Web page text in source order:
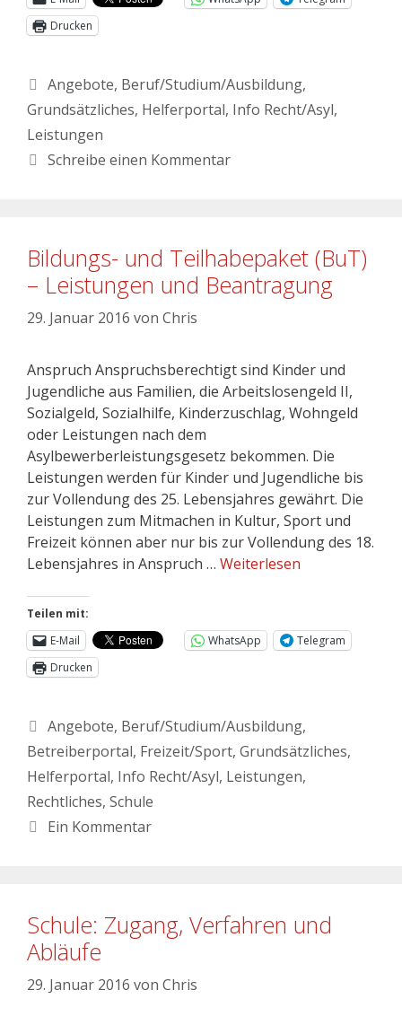
Drucken
Angebote, Beruf/Studium/Ausbildung,
Grundsätzliches, Helferportal, Info Recht/Asyl,
Leistungen
Schreibe einen Kommentar
Bildungs- und Teilhabepaket (BuT)
– Leistungen und Beantragung
29. Januar 2016 von Chris
Anspruch Anspruchsberechtigt sind Kinder und
Jugendliche aus Familien, die Arbeitslosengeld II,
Sozialgeld, Sozialhilfe, Kinderzuschlag, Wohngeld
oder Leistungen nach dem
Asylbewerberleistungsgesetz bekommen. Die
Leistungen werden für Kinder und Jugendliche bis
zur Vollendung des 25. Lebensjahres gewährt. Die
Leistungen zum Mitmachen in Kultur, Sport und
Freizeit können aber nur bis zur Vollendung des 18.
Lebensjahres in Anspruch … Weiterlesen
Teilen mit:
E-Mail
WhatsApp
Telegram
Drucken
Angebote, Beruf/Studium/Ausbildung,
Betreiberportal, Freizeit/Sport, Grundsätzliches,
Helferportal, Info Recht/Asyl, Leistungen,
Rechtliches, Schule
Ein Kommentar
Schule: Zugang, Verfahren und
Abläufe
29. Januar 2016 von Chris